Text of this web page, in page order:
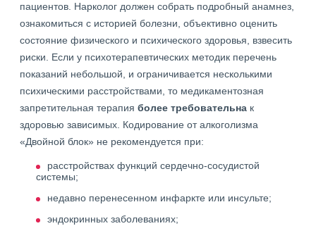
пациентов. Нарколог должен собрать подробный анамнез,
ознакомиться с историей болезни, объективно оценить
состояние физического и психического здоровья, взвесить
риски. Если у психотерапевтических методик перечень
показаний небольшой, и ограничивается несколькими
психическими расстройствами, то медикаментозная
запретительная терапия более требовательна к
здоровью зависимых. Кодирование от алкоголизма
«Двойной блок» не рекомендуется при:
расстройствах функций сердечно-сосудистой
системы;
недавно перенесенном инфаркте или инсульте;
эндокринных заболеваниях;